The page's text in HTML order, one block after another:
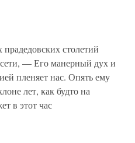
столетий
сети, — Его манерный дух и
пленяет нас. Опять ему
лет, как будто на
в этот час